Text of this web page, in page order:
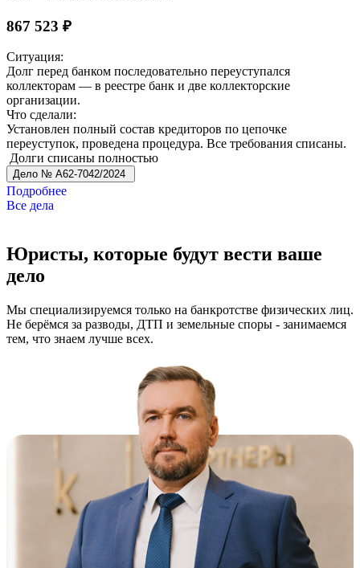
867 523 ₽
Ситуация:
Долг перед банком последовательно переуступался
коллекторам — в реестре банк и две коллекторские
организации.
Что сделали:
Установлен полный состав кредиторов по цепочке
переуступок, проведена процедура. Все требования списаны.
Долги списаны полностью
Дело № А62-7042/2024
Подробнее
Все дела
Юристы, которые будут вести ваше
дело
Мы специализируемся только на банкротстве физических лиц.
Не берёмся за разводы, ДТП и земельные споры - занимаемся
тем, что знаем лучше всех.